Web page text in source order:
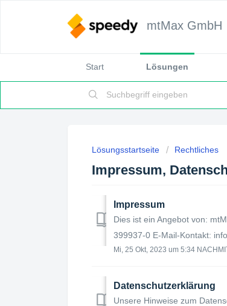
mtMax GmbH
Start Lösungen
Lösungsstartseite Rechtliches
Impressum,
Impressum
Dies ist ein Angebot von:
399937-0 E-Mail-Kontakt:
Mi, 25 Okt, 2023 um 5:34
Datenschutzerklärung
Unsere Hinweise zum